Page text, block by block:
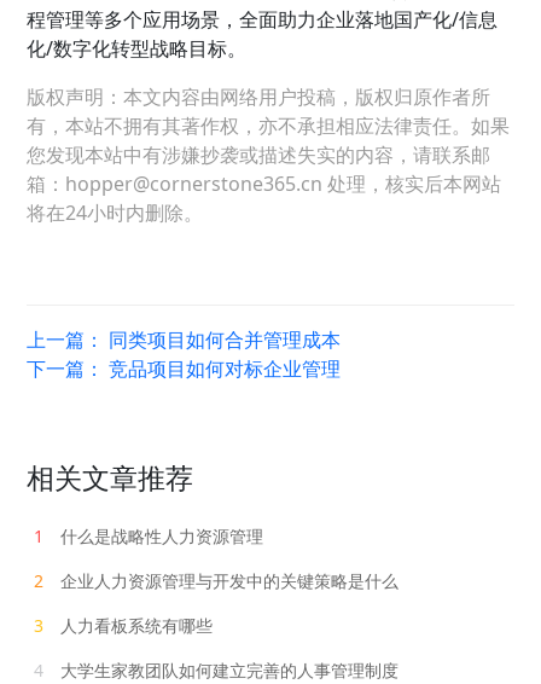
程管理等多个应用场景，全面助力企业落地国产化/信息
化/数字化转型战略目标。
版权声明：本文内容由网络用户投稿，版权归原作者所
有，本站不拥有其著作权，亦不承担相应法律责任。如果
您发现本站中有涉嫌抄袭或描述失实的内容，请联系邮
箱：hopper@cornerstone365.cn 处理，核实后本网站
将在24小时内删除。
上一篇： 同类项目如何合并管理成本
下一篇：竞品项目如何对标企业管理
相关文章推荐
1
什么是战略性人力资源管理
2
企业人力资源管理与开发中的关键策略是什么
3
人力看板系统有哪些
4
大学生家教团队如何建立完善的人事管理制度